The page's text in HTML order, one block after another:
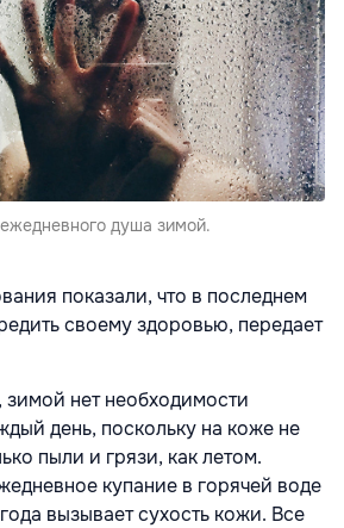
душа зимой.
показали, что в последнем
своему здоровью, передает
нет необходимости
день, поскольку на коже не
пыли и грязи, как летом.
купание в горячей воде
вызывает сухость кожи. Все